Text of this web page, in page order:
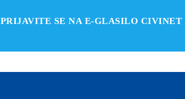
PRIJAVITE SE NA E-GLASILO CIVINET